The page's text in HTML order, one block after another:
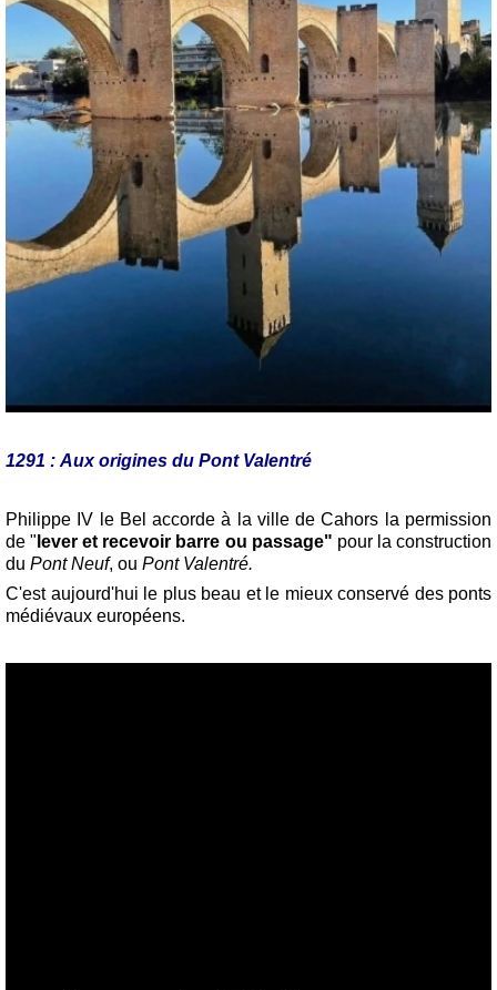
1291 : Aux origines du Pont Valentré
Philippe IV le Bel accorde à la ville de Cahors la permission
de " lever et recevoir barre ou passage" pour la construction
du Pont Neuf, ou Pont Valentré.
C'est aujourd'hui le plus beau et le mieux conservé des ponts
médiévaux européens.